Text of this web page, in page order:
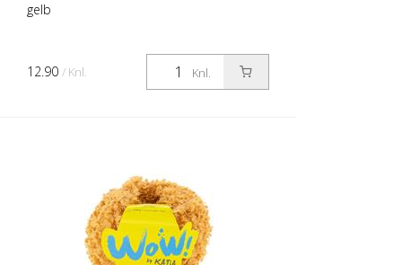
gelb
Knl.
12.90 / Knl.